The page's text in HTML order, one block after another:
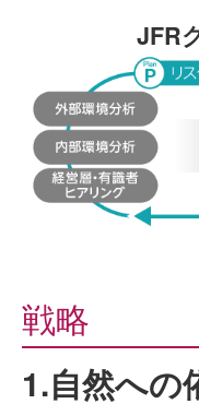
JFR
戦略
1.自然への